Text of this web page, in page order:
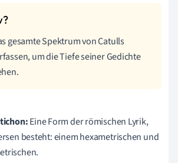
gesamte Spektrum von Catulls
um die Tiefe seiner Gedichte
Eine Form der römischen Lyrik,
besteht: einem hexametrischen und